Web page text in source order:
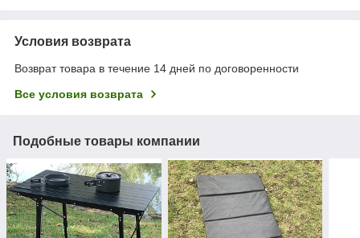
Условия возврата
Возврат товара в течение 14 дней по договоренности
Все условия возврата
Подобные товары компании